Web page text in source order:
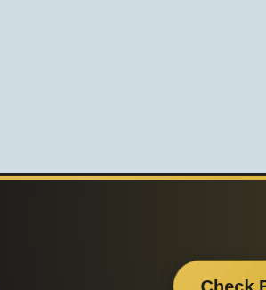
Поделитесь с друзьями: